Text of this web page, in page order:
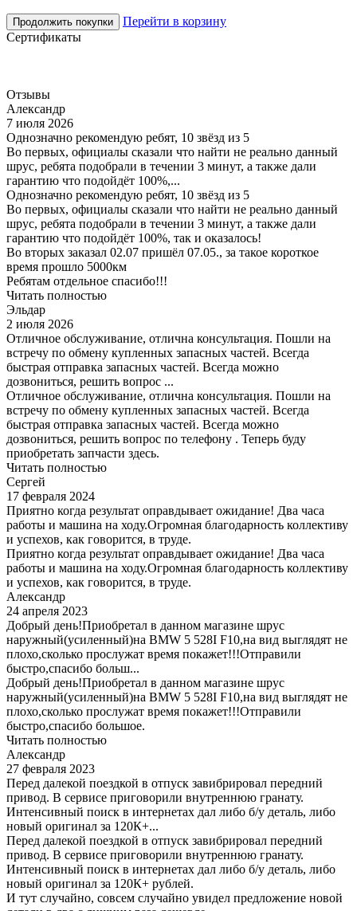
Продолжить покупки
Перейти в корзину
Сертификаты
Отзывы
Александр
7 июля 2026
Однозначно рекомендую ребят, 10 звёзд из 5
Во первых, официалы сказали что найти не реально данный
шрус, ребята подобрали в течении 3 минут, а также дали
гарантию что подойдёт 100%,...
Однозначно рекомендую ребят, 10 звёзд из 5
Во первых, официалы сказали что найти не реально данный
шрус, ребята подобрали в течении 3 минут, а также дали
гарантию что подойдёт 100%, так и оказалось!
Во вторых заказал 02.07 пришёл 07.05., за такое короткое
время прошло 5000км
Ребятам отдельное спасибо!!!
Читать полностью
Эльдар
2 июля 2026
Отличное обслуживание, отлична консультация. Пошли на
встречу по обмену купленных запасных частей. Всегда
быстрая отправка запасных частей. Всегда можно
дозвониться, решить вопрос ...
Отличное обслуживание, отлична консультация. Пошли на
встречу по обмену купленных запасных частей. Всегда
быстрая отправка запасных частей. Всегда можно
дозвониться, решить вопрос по телефону . Теперь буду
приобретать запчасти здесь.
Читать полностью
Сергей
17 февраля 2024
Приятно когда результат оправдывает ожидание! Два часа
работы и машина на ходу.Огромная благодарность коллективу
и успехов, как говорится, в труде.
Приятно когда результат оправдывает ожидание! Два часа
работы и машина на ходу.Огромная благодарность коллективу
и успехов, как говорится, в труде.
Александр
24 апреля 2023
Добрый день!Приобретал в данном магазине шрус
наружный(усиленный)на BMW 5 528I F10,на вид выглядят не
плохо,сколько прослужат время покажет!!!Отправили
быстро,спасибо больш...
Добрый день!Приобретал в данном магазине шрус
наружный(усиленный)на BMW 5 528I F10,на вид выглядят не
плохо,сколько прослужат время покажет!!!Отправили
быстро,спасибо большое.
Читать полностью
Александр
27 февраля 2023
Перед далекой поездкой в отпуск завибрировал передний
привод. В сервисе приговорили внутреннюю гранату.
Интенсивный поиск в интернетах дал либо б/у деталь, либо
новый оригинал за 120К+...
Перед далекой поездкой в отпуск завибрировал передний
привод. В сервисе приговорили внутреннюю гранату.
Интенсивный поиск в интернетах дал либо б/у деталь, либо
новый оригинал за 120К+ рублей.
И тут случайно, совсем случайно увидел предложение новой